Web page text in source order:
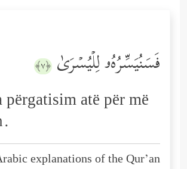
فَسَنُیَسِّرُهُۥ لِلۡیُسۡرَىٰ ﴿٧﴾
atë për më
explanations of the Qur’an: